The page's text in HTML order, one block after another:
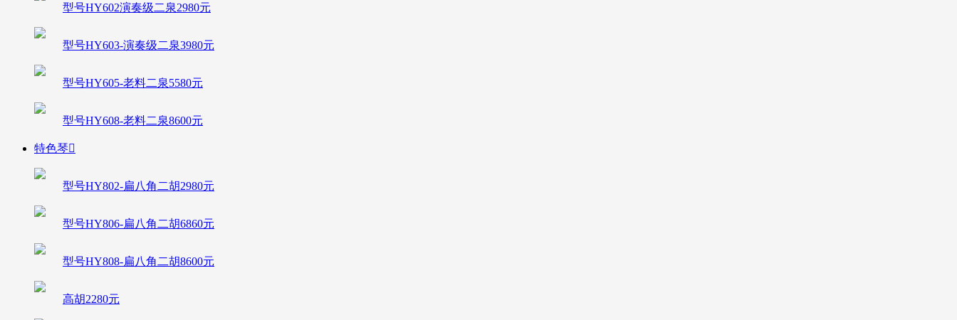
型号HY602演奏级二泉2980元
型号HY603-演奏级二泉3980元
型号HY605-老料二泉5580元
型号HY608-老料二泉8600元
特色琴
型号HY802-扁八角二胡2980元
型号HY806-扁八角二胡6860元
型号HY808-扁八角二胡8600元
高胡2280元